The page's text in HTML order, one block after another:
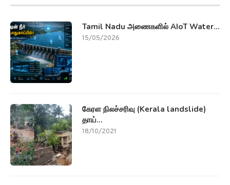
Tamil Nadu அணைகளில் AIoT Water...
15/05/2026
கேரள நிலச்சரிவு (Kerala landslide)
தாய்...
18/10/2021